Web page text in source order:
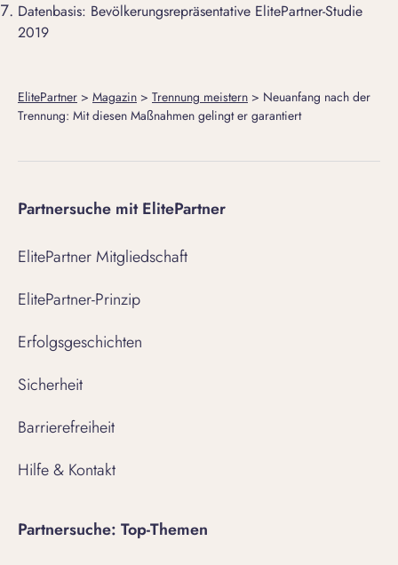
Datenbasis: Bevölkerungsrepräsentative ElitePartner-Studie
2019
ElitePartner > Magazin > Trennung meistern > Neuanfang nach der
Trennung: Mit diesen Maßnahmen gelingt er garantiert
Partnersuche mit ElitePartner
ElitePartner Mitgliedschaft
ElitePartner-Prinzip
Erfolgsgeschichten
Sicherheit
Barrierefreiheit
Hilfe & Kontakt
Partnersuche: Top-Themen